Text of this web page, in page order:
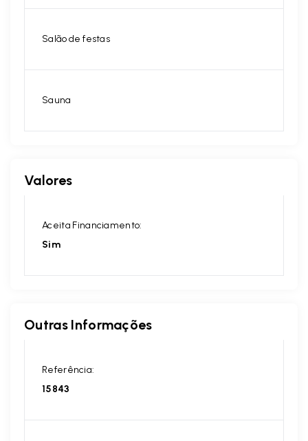
Salão de festas
Sauna
Valores
Aceita Financiamento:
Sim
Outras Informações
Referência:
15843